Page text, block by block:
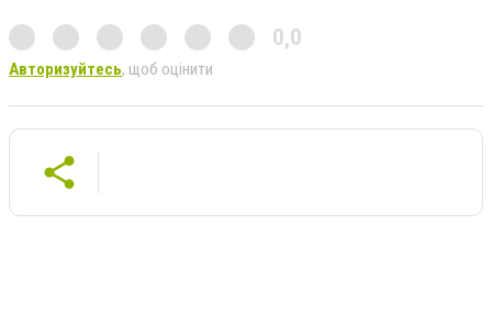
0,0
Авторизуйтесь, щоб оцінити